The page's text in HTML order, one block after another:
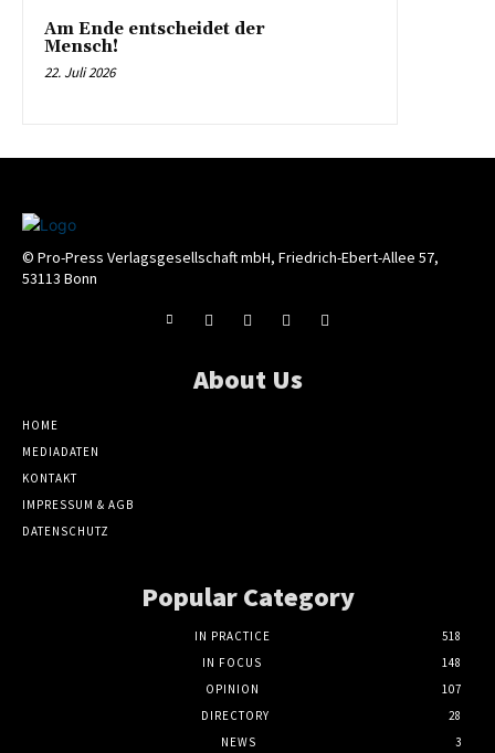
Am Ende entscheidet der
Mensch!
22. Juli 2026
© Pro-Press Verlagsgesellschaft mbH, Friedrich-Ebert-Allee 57,
53113 Bonn
About Us
HOME
MEDIADATEN
KONTAKT
IMPRESSUM & AGB
DATENSCHUTZ
Popular Category
IN PRACTICE
518
IN FOCUS
148
OPINION
107
DIRECTORY
28
NEWS
3